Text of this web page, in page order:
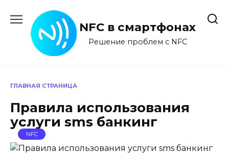
содержанию
NFC в смартфонах
Решение проблем с NFC
ГЛАВНАЯ СТРАНИЦА
Правила использования
услуги sms банкинг
NFC